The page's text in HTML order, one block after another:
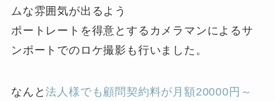
ムな雰囲気が出るよう
ポートレートを得意とするカメラマンによるサ
ンポートでのロケ撮影も行いました。
なんと法人様でも顧問契約料が月額20000円～